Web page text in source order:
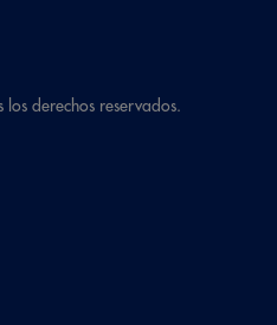
derechos reservados.